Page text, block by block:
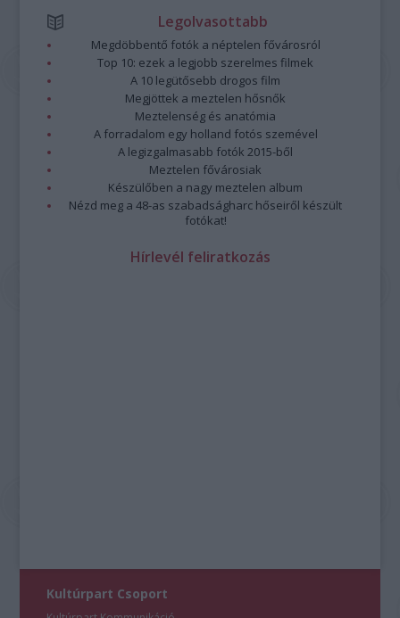
Legolvasottabb
Megdöbbentő fotók a néptelen fővárosról
Top 10: ezek a legjobb szerelmes filmek
A 10 legütősebb drogos film
Megjöttek a meztelen hősnők
Meztelenség és anatómia
A forradalom egy holland fotós szemével
A legizgalmasabb fotók 2015-ből
Meztelen fővárosiak
Készülőben a nagy meztelen album
Nézd meg a 48-as szabadságharc hőseiről készült
fotókat!
Hírlevél feliratkozás
Kultúrpart Csoport